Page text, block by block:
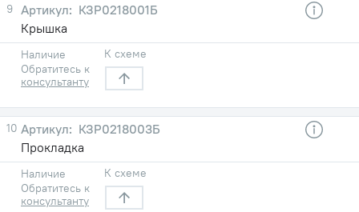
9
КЗР0218001Б
Крышка
Наличие
Обратитесь к
консультанту
К схеме
10
КЗР0218003Б
Прокладка
Наличие
Обратитесь к
консультанту
К схеме